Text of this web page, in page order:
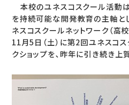
本校のユネスコスクール活動
を持続可能な開発教育の主軸と
ネスコスクールネットワーク（高
11月5日（土）に第2回ユネスコ
クショップを、昨年に引き続き上